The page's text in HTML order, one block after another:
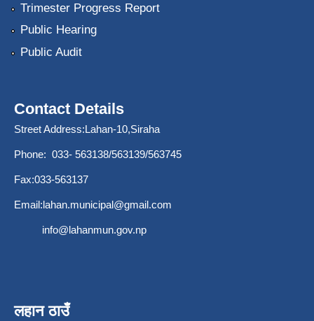
Trimester Progress Report
Public Hearing
Public Audit
Contact Details
Street Address:Lahan-10,Siraha
Phone: 033- 563138/563139/563745
Fax:033-563137
Email:lahan.municipal@gmail.com
info@lahanmun.gov.np
लहान ठाउँ